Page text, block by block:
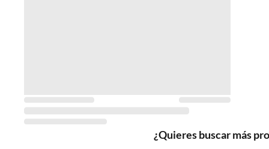
¿Quieres buscar más